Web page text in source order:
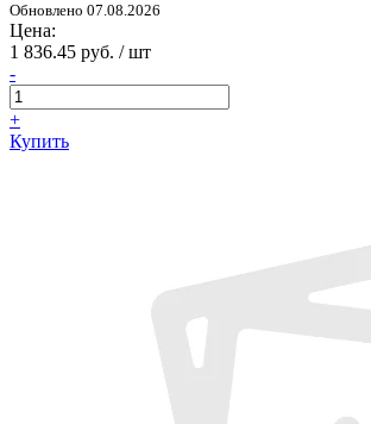
Обновлено 07.08.2026
Цена:
1 836.45 руб. / шт
-
+
Купить